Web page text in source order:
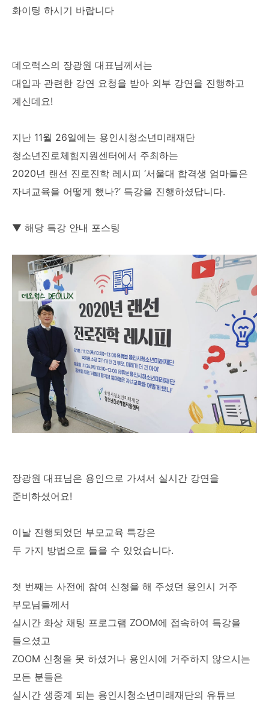
화이팅 하시기 바랍니다
데오럭스의 장광원 대표님께서는
대입과 관련한 강연 요청을 받아 외부 강연을 진행하고
계신데요!
지난 11월 26일에는 용인시청소년미래재단
청소년진로체험지원센터에서 주최하는
2020년 랜선 진로진학 레시피 ‘서울대 합격생 엄마들은
자녀교육을 어떻게 했나?’ 특강을 진행하셨답니다.
▼ 해당 특강 안내 포스팅
장광원 대표님은 용인으로 가셔서 실시간 강연을
준비하셨어요!
이날 진행되었던 부모교육 특강은
두 가지 방법으로 들을 수 있었습니다.
첫 번째는 사전에 참여 신청을 해 주셨던 용인시 거주
부모님들께서
실시간 화상 채팅 프로그램 ZOOM에 접속하여 특강을
들으셨고
ZOOM 신청을 못 하셨거나 용인시에 거주하지 않으시는
모든 분들은
실시간 생중계 되는 용인시청소년미래재단의 유튜브